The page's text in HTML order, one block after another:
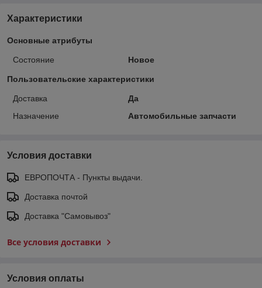
Характеристики
Основные атрибуты
Состояние Новое
Пользовательские характеристики
Доставка
Да
Назначение
Автомобильные запчасти
Условия доставки
ЕВРОПОЧТА - Пункты выдачи.
Доставка почтой
Доставка "Самовывоз"
Все условия доставки
Условия оплаты